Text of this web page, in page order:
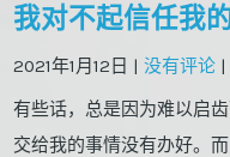
我对不起信任我
2021年1月12日 |没有评论
有些话，总是因为难以启
交给我的事情没有办好。